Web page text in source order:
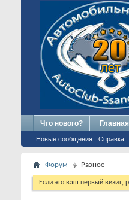
Что нового? Главная
Новые сообщения Справка
Форум Разное
Если это ваш первый визит,